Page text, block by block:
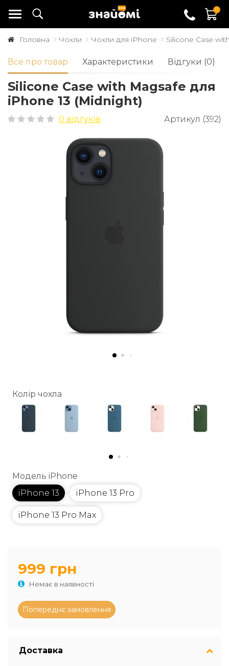
0
Головна Чохли Чохли для iPhone Silicone Case
Все про товар Характеристики Відгуки (0)
Silicone Case with Magsafe для
iPhone 13 (Midnight)
0 відгуків Артикул (392)
Колір чохла
Модель iPhone
iPhone 13
iPhone 13 Pro
iPhone 13 Pro Max
999 грн
Немає в наявності
Доставка